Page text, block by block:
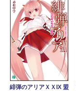
緋弾のアリアＸＸIX 盟